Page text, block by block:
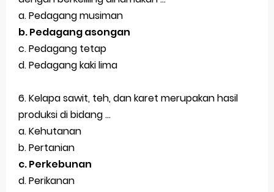
a. Pedagang musiman
b. Pedagang asongan
c. Pedagang tetap
d. Pedagang kaki lima
6. Kelapa sawit, teh, dan karet merupakan hasil
produksi di bidang ...
a. Kehutanan
b. Pertanian
c. Perkebunan
d. Perikanan